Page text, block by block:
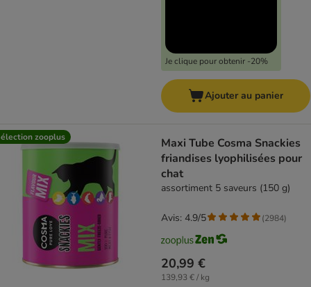
Je clique pour obtenir -20%
Ajouter au panier
zooplus
Maxi Tube Cosma Snackies
friandises lyophilisées pour
chat
assortiment 5 saveurs (150 g)
20,99 €
139,93 € / kg
Avis: 4.9/5 (2984)